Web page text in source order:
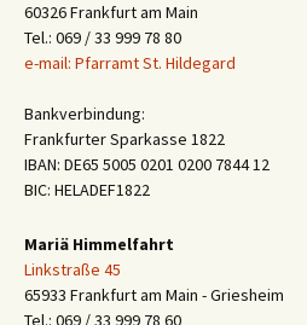
60326 Frankfurt am Main
Tel.: 069 / 33 999 78 80
e-mail: Pfarramt St. Hildegard
Bankverbindung:
Frankfurter Sparkasse 1822
IBAN: DE65 5005 0201 0200 7844 12
BIC: HELADEF1822
Mariä Himmelfahrt
Linkstraße 45
65933 Frankfurt am Main - Griesheim